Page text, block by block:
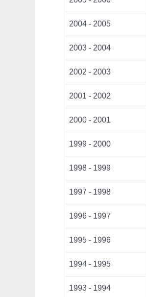
2004 - 2005
2003 - 2004
2002 - 2003
2001 - 2002
2000 - 2001
1999 - 2000
1998 - 1999
1997 - 1998
1996 - 1997
1995 - 1996
1994 - 1995
1993 - 1994